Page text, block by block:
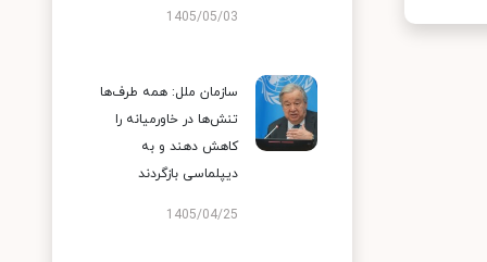
1405/05/03
سازمان ملل: همه طرف‌ها
تنش‌ها در خاورمیانه را
کاهش دهند و به
دیپلماسی بازگردند
1405/04/25